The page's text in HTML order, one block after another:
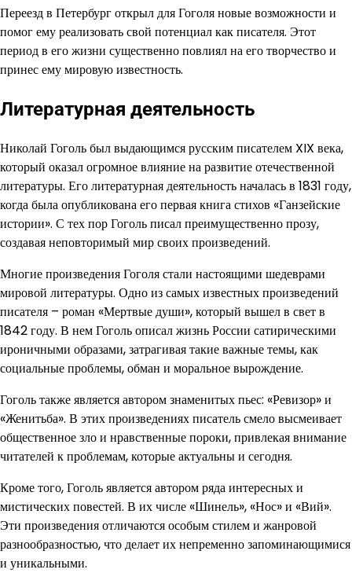
Переезд в Петербург открыл для Гоголя новые возможности и
помог ему реализовать свой потенциал как писателя. Этот
период в его жизни существенно повлиял на его творчество и
принес ему мировую известность.
Литературная деятельность
Николай Гоголь был выдающимся русским писателем XIX века,
который оказал огромное влияние на развитие отечественной
литературы. Его литературная деятельность началась в 1831 году,
когда была опубликована его первая книга стихов «Ганзейские
истории». С тех пор Гоголь писал преимущественно прозу,
создавая неповторимый мир своих произведений.
Многие произведения Гоголя стали настоящими шедеврами
мировой литературы. Одно из самых известных произведений
писателя – роман «Мертвые души», который вышел в свет в
1842 году. В нем Гоголь описал жизнь России сатирическими
ироничными образами, затрагивая такие важные темы, как
социальные проблемы, обман и моральное вырождение.
Гоголь также является автором знаменитых пьес: «Ревизор» и
«Женитьба». В этих произведениях писатель смело высмеивает
общественное зло и нравственные пороки, привлекая внимание
читателей к проблемам, которые актуальны и сегодня.
Кроме того, Гоголь является автором ряда интересных и
мистических повестей. В их числе «Шинель», «Нос» и «Вий».
Эти произведения отличаются особым стилем и жанровой
разнообразностью, что делает их непременно запоминающимися
и уникальными.